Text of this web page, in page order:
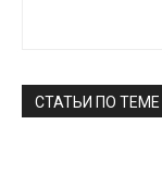
СТАТЬИ ПО ТЕМЕ